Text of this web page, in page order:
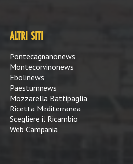
ALTRI SITI
Pontecagnanonews
Montecorvinonews
Ebolinews
Paestumnews
Mozzarella Battipaglia
Ricetta Mediterranea
Scegliere il Ricambio
Web Campania